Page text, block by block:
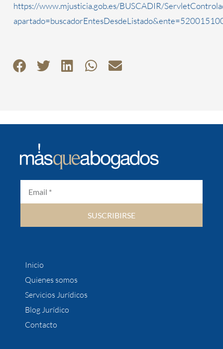
https://www.mjusticia.gob.es/BUSCADIR/
SUSCRIBIRSE
Inicio
Quienes somos
Servicios Jurídicos
Blog Jurídico
Contacto